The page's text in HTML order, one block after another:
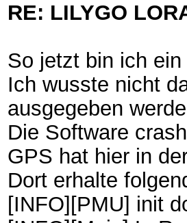
RE: LILYGO
So jetzt bin ich
Ich wusste nicht
ausgegeben
Die Software
GPS hat hier in
Dort erhalte
[INFO][PMU] init